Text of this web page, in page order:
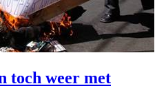
toch weer met